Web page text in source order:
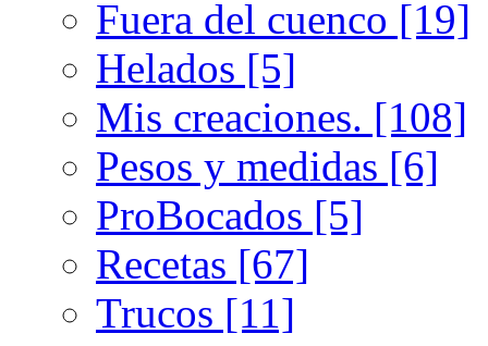
Fuera del cuenco [19]
Helados [5]
Mis creaciones. [108]
Pesos y medidas [6]
ProBocados [5]
Recetas [67]
Trucos [11]